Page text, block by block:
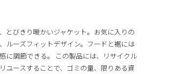
とびきり暖かいジャケット。お気に入りの
ルーズフィットデザイン。フードと裾には
に調節できる。 この製品には、リサイクル
ユースすることで、ゴミの量、限りある資